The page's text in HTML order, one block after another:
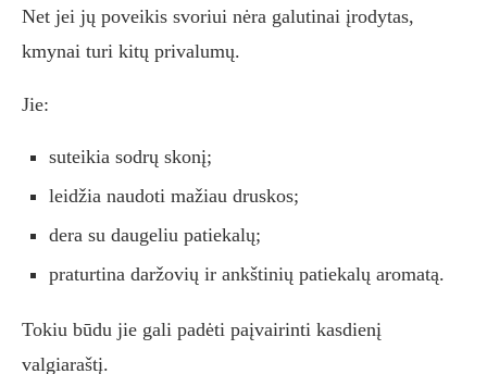
Net jei jų poveikis svoriui nėra galutinai įrodytas,
kmynai turi kitų privalumų.
Jie:
suteikia sodrų skonį;
leidžia naudoti mažiau druskos;
dera su daugeliu patiekalų;
praturtina daržovių ir ankštinių patiekalų aromatą.
Tokiu būdu jie gali padėti paįvairinti kasdienį
valgiaraštį.